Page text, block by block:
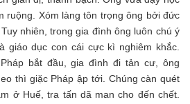
ruộng. Xóm làng tôn trọng ông bởi đức
nhiên, trong gia đình ông luôn chú ý
giáo dục con cái cực kì nghiêm khắc.
bắt đầu, gia đình đi tản cư, ông
thì giặc Pháp ập tới. Chúng càn quét
ở Huế, tra tấn dã man cho đến chết.